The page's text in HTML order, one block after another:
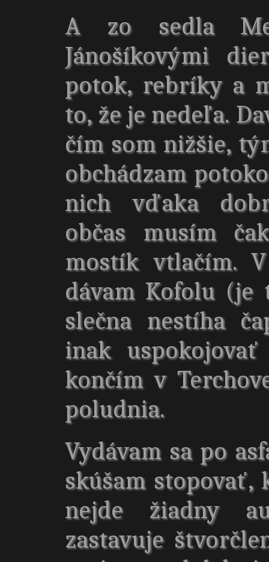
A zo sedla
Jánošíkovými
potok, rebríky a
to, že je nedeľa.
čím som nižšie,
obchádzam
nich vďaka
občas musím
mostík vtlačím.
dávam Kofolu (je
slečna nestíha
inak
končím v
poludnia.
Vydávam sa po
skúšam stopovať,
nejde žiadny
zastavuje